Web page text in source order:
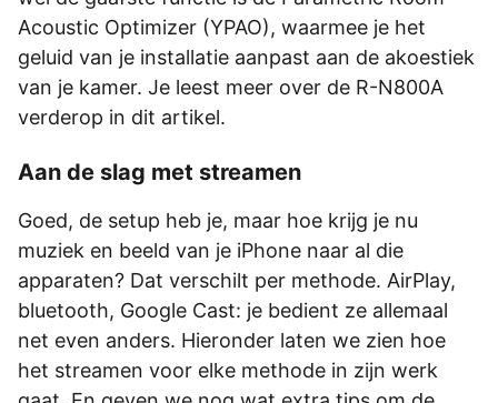
Acoustic Optimizer (YPAO), waarmee je het
geluid van je installatie aanpast aan de akoestiek
van je kamer. Je leest meer over de R-N800A
verderop in dit artikel.
Aan de slag met streamen
Goed, de setup heb je, maar hoe krijg je nu
muziek­­­ en beeld van je iPhone naar al die
apparaten?­­­ Dat verschilt per methode. AirPlay,
bluetooth, Google Cast: je bedient ze allemaal
net even anders. Hieronder laten we zien hoe
het streamen voor elke methode in zijn werk